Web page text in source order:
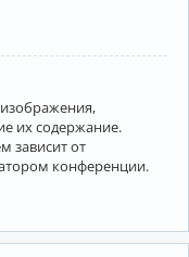
их содержание.
зависит от
конференции.